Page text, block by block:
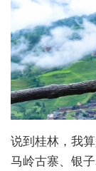
说到桂林，我
马岭古寨、银